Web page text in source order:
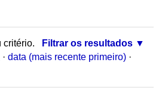
critério.
Filtrar os resultados
· data (mais recente primeiro) ·